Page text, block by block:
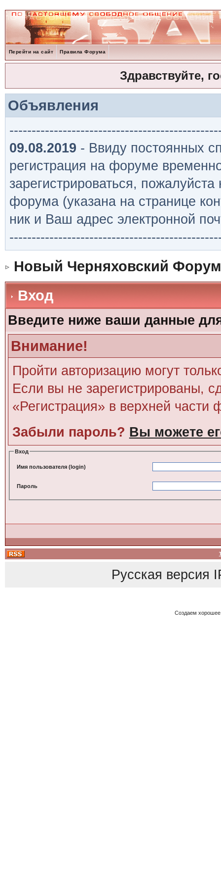
Перейти на сайт Правила Форума
Здравствуйте,
Объявления
09.08.2019 - Ввиду постоянных
регистрация на форуме
зарегистрироваться,
форума (указана на странице
ник и Ваш адрес электронной
Новый Черняховский Форум
Вход
Введите ниже ваши данные
Внимание!
Пройти авторизацию могут
Если вы не зарегистрированы,
«Регистрация» в верхней части
Забыли пароль? Вы можете
Вход
Имя пользователя (login)
Пароль
Русская версия
Создаем